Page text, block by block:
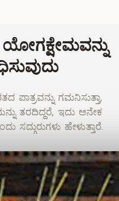
ಪಾತ್ರವನ್ನು ಗಮನಿಸುತ್ತಾ,
ತರದಿದ್ದರೆ, ಇದು ಅನೇಕ
ಹೇಳುತ್ತಾರೆ.